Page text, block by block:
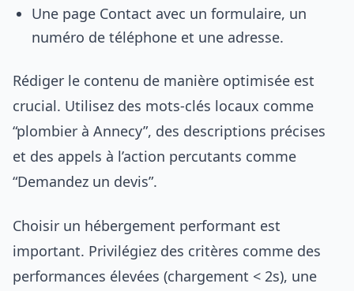
Une page Contact avec un formulaire, un
numéro de téléphone et une adresse.
Rédiger le contenu de manière optimisée est
crucial. Utilisez des mots-clés locaux comme
“plombier à Annecy”, des descriptions précises
et des appels à l’action percutants comme
“Demandez un devis”.
Choisir un hébergement performant est
important. Privilégiez des critères comme des
performances élevées (chargement < 2s), une